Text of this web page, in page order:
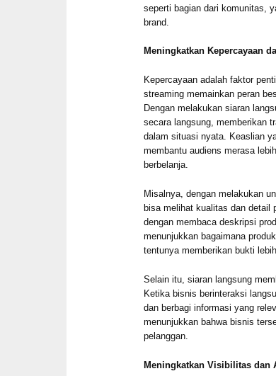
seperti bagian dari komunitas,
brand.
Meningkatkan Kepercayaan
Kepercayaan adalah faktor
streaming memainkan peran
Dengan melakukan siaran
secara langsung, memberikan
dalam situasi nyata. Keaslian
membantu audiens merasa
berbelanja.
Misalnya, dengan melakukan
bisa melihat kualitas dan detail
dengan membaca deskripsi
menunjukkan bagaimana
tentunya memberikan bukti
Selain itu, siaran langsung
Ketika bisnis berinteraksi
dan berbagi informasi yang
menunjukkan bahwa bisnis
pelanggan.
Meningkatkan Visibilitas dan